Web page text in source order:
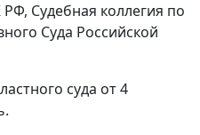
РФ, Судебная коллегия по
Суда Российской
суда от 4